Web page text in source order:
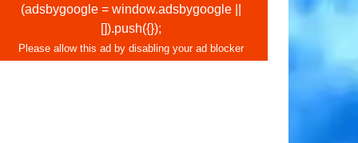
BADEN(adsbygoogle = window.adsbygoogle ||
[]).push({});